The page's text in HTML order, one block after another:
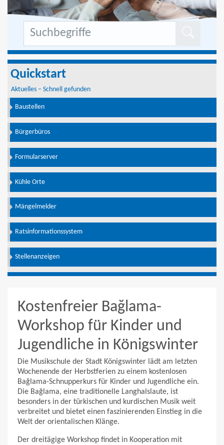
Quickstart
Aktuelles – Schnell gefunden
Baustellen
Bürgerbüros
Formularserver
Kühle Orte
Mängelmelder
Ratsinformationssystem
Stellenanzeigen
Kostenfreier Bağlama-
Workshop für Kinder und
Jugendliche in Königswinter
Die Musikschule der Stadt Königswinter lädt am letzten
Wochenende der Herbstferien zu einem kostenlosen
Bağlama-Schnupperkurs für Kinder und Jugendliche ein.
Die Bağlama, eine traditionelle Langhalslaute, ist
besonders in der türkischen und kurdischen Musik weit
verbreitet und bietet einen faszinierenden Einstieg in die
Welt der orientalischen Klänge.
Der dreitägige Workshop findet in Kooperation mit